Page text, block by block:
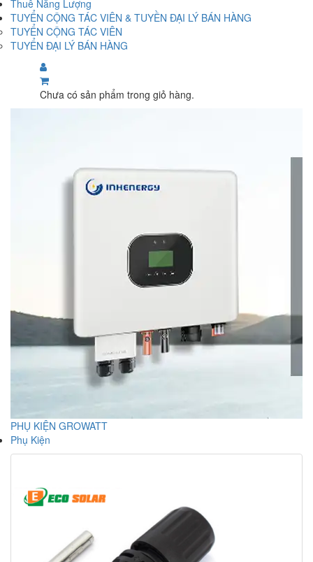
Thuê Năng Lượng
TUYỂN CỘNG TÁC VIÊN & TUYỀN ĐẠI LÝ BÁN HÀNG
TUYỂN CỘNG TÁC VIÊN
TUYỂN ĐẠI LÝ BÁN HÀNG
Chưa có sản phẩm trong giỏ hàng.
PHỤ KIỆN GROWATT
Phụ Kiện